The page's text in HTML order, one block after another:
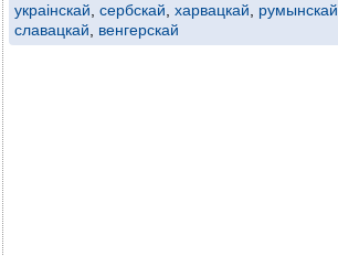
украінскай сербскай харвацкай румынскай
славацкай
венгерскай